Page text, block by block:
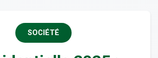
SOCIÉTÉ